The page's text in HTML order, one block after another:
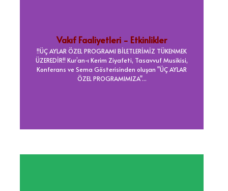
Vakıf Faaliyetleri - Etkinlikler
!!ÜÇ AYLAR ÖZEL PROGRAMI BİLETLERİMİZ TÜKENMEK
ÜZEREDİR!! Kur’an-ı Kerim Ziyafeti, Tasavvuf Musikisi,
Konferans ve Sema Gösterisinden oluşan "ÜÇ AYLAR
ÖZEL PROGRAMIMIZA"...